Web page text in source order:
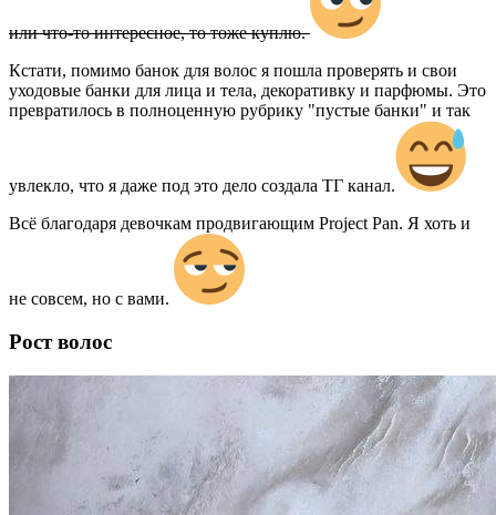
или что-то интересное, то тоже куплю.
Кстати, помимо банок для волос я пошла проверять и свои
уходовые банки для лица и тела, декоративку и парфюмы. Это
превратилось в полноценную рубрику "пустые банки" и так
увлекло, что я даже под это дело создала ТГ канал.
Всё благодаря девочкам продвигающим Project Pan. Я хоть и
не совсем, но с вами.
Рост волос